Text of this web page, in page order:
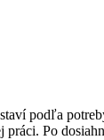
podľa
Po